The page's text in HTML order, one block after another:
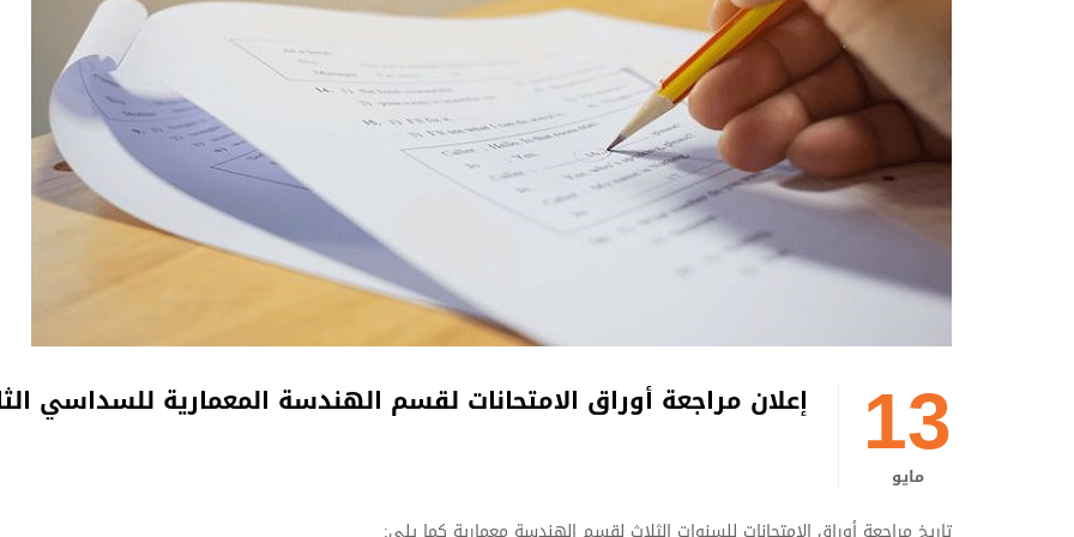
13
مايو
إعلان مراجعة أوراق الامتحانات لقسم الهندسة المعمارية للسداسي الثاني